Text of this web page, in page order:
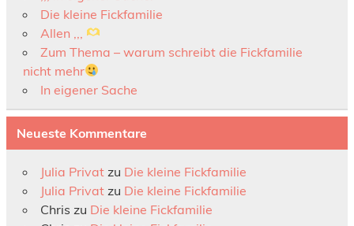
Die kleine Fickfamilie
Allen ,,,
Zum Thema – warum schreibt die Fickfamilie
nicht mehr
In eigener Sache
Neueste Kommentare
Julia Privatzu Die kleine Fickfamilie
Julia Privatzu Die kleine Fickfamilie
Chris zu Die kleine Fickfamilie